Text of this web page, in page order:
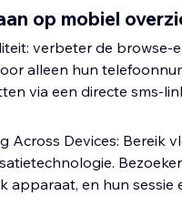
op mobiel
verbeter de browse-
alleen hun
via een directe sms-
Across Devices: Bereik
apparaat, en hun